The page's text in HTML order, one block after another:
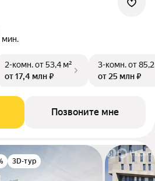
мин.
2-комн.от 53,4 м²
от 17,4 млн ₽
3-комн.от
от 25 млн ₽
Позвоните мне
3D-тур